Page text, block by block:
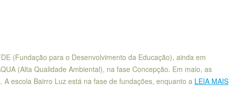
(Fundação para o Desenvolvimento da Educação), ainda em
(Alta Qualidade Ambiental), na fase Concepção. Em maio, as
escola Bairro Luz está na fase de fundações, enquanto a LEIA MAIS